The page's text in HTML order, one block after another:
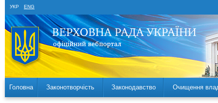
УКР ENG
Головна Законотворчість Законодавство Очищення